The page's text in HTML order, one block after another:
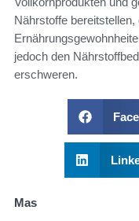
Nährstoffe
jedoch den
erschweren.
Mas